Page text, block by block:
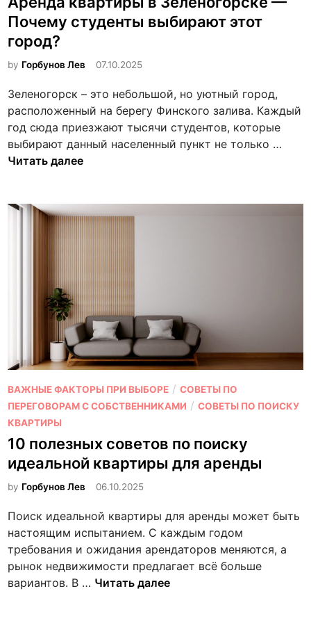
в
С
а
н
т
-
П
е
т
р
о
л
ь
ш
о
й
к
о
п
а
н
и
и
б
л
и
к
в
а
н
о
в
Почему студенты выбирают этот
город?
by Горбунов Лев 07.10.2025
Зеленогорск – это небольшой, но уютный город,
расположенный на берегу Финского залива. Каждый
год сюда приезжают тысячи студентов, которые
выбирают данный населенный пункт не только …
ы
е
Читать далее
О
п
у
б
и
к
в
а
н
о
в
ВАЖНЫЕ ФАКТОРЫ ПРИ ВЫБОРЕ /СОВЕТЫ ПО
ПЕРЕГОВОРАМ С СОБСТВЕННИКАМИ /СОВЕТЫ ПО ПОИСКУ
КВАРТИРЫ
10 полезных советов по поиску
идеальной квартиры для аренды
by Горбунов Лев 06.10.2025
Поиск идеальной квартиры для аренды может быть
настоящим испытанием. С каждым годом
требования и ожидания арендаторов меняются, а
рынок недвижимости предлагает всё больше
вариантов. В … 1
Читать далее